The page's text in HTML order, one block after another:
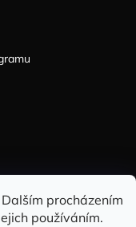
procházením
používáním.
na FACEBOOKU